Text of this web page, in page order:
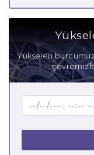
Yükselen burcumuz